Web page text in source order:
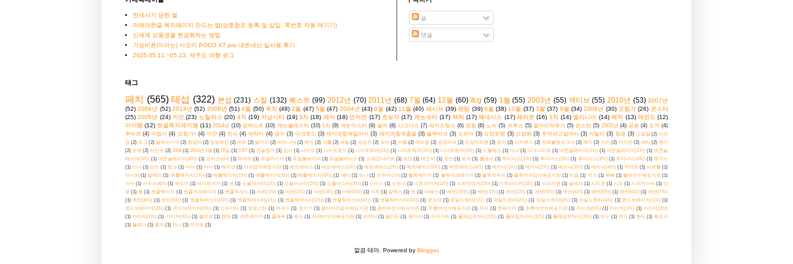
전세사기 당한 썰
아래아한글 목차페이지 만드는 법(상호참조 등록 및 삽입, 쪽번호 자동 매기기)
신세계 상품권을 현금화하는 방법
가성비폰(이라는) 샤오미 POCO X7 pro 내돈내산 실사용 후기
2025.05.11.~05.13. 제주도 여행 로그
글
댓글
태그
패치 (565) 테섭 (322) 본섭 (231) 스킬 (132) 퀘스트 (99) 2012년 (70) 2011년 (68) 7월 (64) 12월 (60) itcg (59) 1월 (55) 2003년 (55) 액티브 (55) 2010년 (53) 2007년
(52) 2009년 (52) 2013년 (52) 2008년 (51) 4월 (50) 목차 (48) 2월 (47) 5월 (47) 2004년 (43) 8월 (42) 11월 (40) 패시브 (39) 팬텀 (39) 6월 (38) 10월 (37) 3월 (37) 9월 (34) 2006년 (30) 모험가 (26) 몬스터
(25) 2005년 (24) 커먼 (23) 노틸러스 (20) 4차 (19) 커닝시티 (19) 3차 (18) 레어 (18) 언커먼 (17) 초보자 (17) 캐논슈터 (17) 택틱 (17) 헤네시스 (17) 페리온 (16) 2차 (14) 엘리니아 (14) 해적 (13) 레전드 (12)
아이템 (12) 뒷골목의제이엠 (11) 2014년 (10) 암허스트 (10) 캐논블래스터 (10) 1차 (9) 캐논마스터 (9) 넬라 (8) 시그너스 (7) 레지스탕스 (6) 영웅 (6) 노바 (5) 브루스 (5) 열마리의부기 (5) 윈스턴 (5) 2002년 (4) 공용 (4) 도적 (4)
루바르 (4) 마법사 (4) 모험가+ (4) 이얀 (4) 전사 (4) 캐릭터 (4) 궁수 (3) 다크로드 (3) 돼지와함께일어서 (3) 돼지와함께춤을 (3) 블랙바크 (3) 소피아 (3) 요정로웬 (3) 요정윙 (3) 주먹펴고일어서 (3) 카밀라 (3) 탕윤 (3) 도움말 (2) 라이
딩 (2) 로그 (2) 말하는나무 (2) 몽땅따 (2) 밍밍부인 (2) 바트 (2) 발키리 (2) 버커니어 (2) 베인 (2) 샤를 (2) 세릴 (2) 슈린츠 (2) 슈미 (2) 아벨 (2) 에뜨랑 (2) 요정마르 (2) 요정아르웬 (2) 웅이 (2) 이카루스 (2) 정체불명의그녀 (2) 제이 (2) 지미 (2) 카이린 (2) 파티 (2) 펜시
(2) 포쉐 (2) 하인즈 (2) 2008 (1) 2013년 1월 (1) 20일 (1) CBT (1) 건슬링거 (1) 검사 (1) 나이트 (1) 나이트로드 (1) 나이트워커(1차) (1) 나이트워커(2차) (1) 나이트워커(3차) (1) 노블레스 (1) 다나 (1) 다크나이트 (1) 데몬슬레이어(1차) (1) 데몬슬레이어(2차) (1) 데몬슬
레이어(3차) (1) 데몬슬레이어(4차) (1) 돈지오바네 (1) 듀어러 (1) 듀얼마스터 (1) 듀얼블레이더 (1) 듀얼블레이드 (1) 드래곤나이트 (1) 레인 (1) 레인저 (1) 로빈 (1) 로저 (1) 롤로네 (1) 루미너스(1차) (1) 루미너스(2차) (1) 루미너스(3차) (1) 루미너스(4차) (1) 루카스
(1) 리나 (1) 리드 (1) 링크 (1) 마야 (1) 마이 (1) 매지션 (1) 머쉬맘수배표지판 (1) 메르세데스 (1) 메르세데스(1차) (1) 메르세데스(2차) (1) 메르세데스(3차) (1) 메르세데스(4차) (1) 메카닉(1차) (1) 메카닉(2차) (1) 메카닉(3차) (1) 메카닉(4차) (1) 무라트 (1) 바르톨 (1)
바이퍼 (1) 발레리 (1) 배틀메이지(1차) (1) 배틀메이지(2차) (1) 배틀메이지(3차) (1) 배틀메이지(4차) (1) 베티 (1) 보니 (1) 보우마스터 (1) 불독메이지 (1) 불독아크메이지 (1) 불독위자드 (1) 블루머쉬맘수배표지판 (1) 비숍 (1) 빅스 (1) 뿌빠 (1) 뿔버섯수배표지판 (1)
사수 (1) 사우스페리 (1) 섀도어 (1) 세미듀어러 (1) 센 (1) 소울마스터(1차) (1) 소울마스터(2차) (1) 소울마스터(3차) (1) 스미스 (1) 스토너 (1) 스트라이커(1차) (1) 스트라이커(2차) (1) 스트라이커(3차) (1) 스피어맨 (1) 슬래셔 (1) 시티즌 (1) 시프 (1) 시프마스터 (1) 신
궁 (1) 쌤 (1) 썬콜메이지 (1) 썬콜아크메이지 (1) 썬콜위자드 (1) 아란(1차) (1) 아란(2차) (1) 아란(3차) (1) 아란(4차) (1) 아쳐 (1) 알렉스 (1) 앤 (1) 어쌔신 (1) 에반(10차) (1) 에반(1차) (1) 에반(2차) (1) 에반(3차) (1) 에반(4차) (1) 에반(5차) (1) 에반(6차) (1) 에반(7차)
(1) 에반(8차) (1) 에반(9차) (1) 엔젤릭버스터(0차) (1) 엔젤릭버스터(1차) (1) 엔젤릭버스터(2차) (1) 엔젤릭버스터(3차) (1) 엔젤릭버스터(4차) (1) 온오프 (1) 와일드헌터(1차) (1) 와일드헌터(2차) (1) 와일드헌터(3차) (1) 와일드헌터(4차) (1) 윈드브레이커(1차) (1)
윈드브레이커(2차) (1) 윈드브레이커(3차) (1) 인파이터 (1) 장로스탄 (1) 저격수 (1) 정수기 (1) 좀비머쉬맘수배표지판 (1) 좀비버섯수배표지판 (1) 주황버섯수배표지판 (1) 차지 (1) 첫페이지 (1) 초록버섯수배표지판 (1) 카이저(0차) (1) 카이저(1차) (1) 카이저(2차)
(1) 카이저(3차) (1) 카이저(4차) (1) 캘리코 (1) 캡틴 (1) 크루세이더 (1) 클레릭 (1) 토드 (1) 파란버섯수배표지판 (1) 파이터 (1) 팔라딘 (1) 페이지 (1) 프리스트 (1) 플레임위자드(1차) (1) 플레임위자드(2차) (1) 플레임위자드(3차) (1) 피오 (1) 허밋 (1) 헌터 (1) 헤르샤
(1) 헬레나 (1) 홍아 (1) 히나 (1) 히어로 (1)
깔끔 테마. Powered by Blogger.